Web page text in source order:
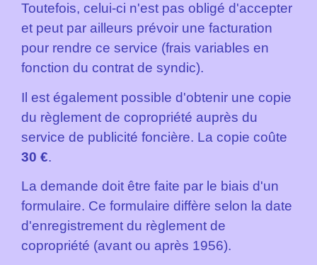
Toutefois, celui-ci n'est pas obligé d'accepter
et peut par ailleurs prévoir une facturation
pour rendre ce service (frais variables en
fonction du contrat de syndic).
Il est également possible d'obtenir une copie
du règlement de copropriété auprès du
service de publicité foncière. La copie coûte
30 €.
La demande doit être faite par le biais d'un
formulaire. Ce formulaire diffère selon la date
d'enregistrement du règlement de
copropriété (avant ou après 1956).